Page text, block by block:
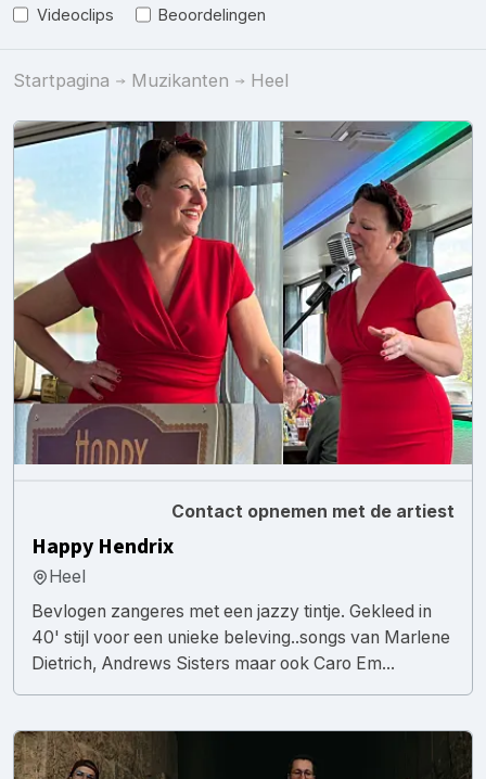
Videoclips Beoordelingen
Startpagina Muzikanten Heel
Contact opnemen met de artiest
Happy Hendrix
Heel
Bevlogen zangeres met een jazzy tintje. Gekleed in
40' stijl voor een unieke beleving..songs van Marlene
Dietrich, Andrews Sisters maar ook Caro Em...